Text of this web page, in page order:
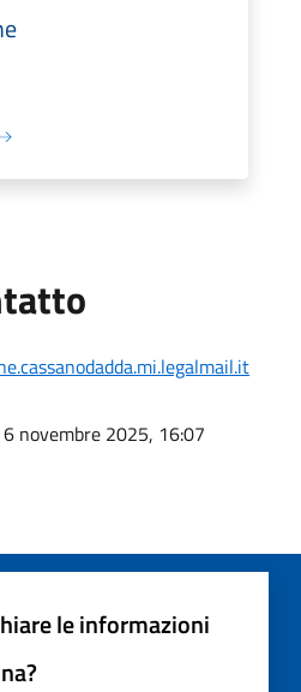
6 novembre 2025, 16:07
le informazioni